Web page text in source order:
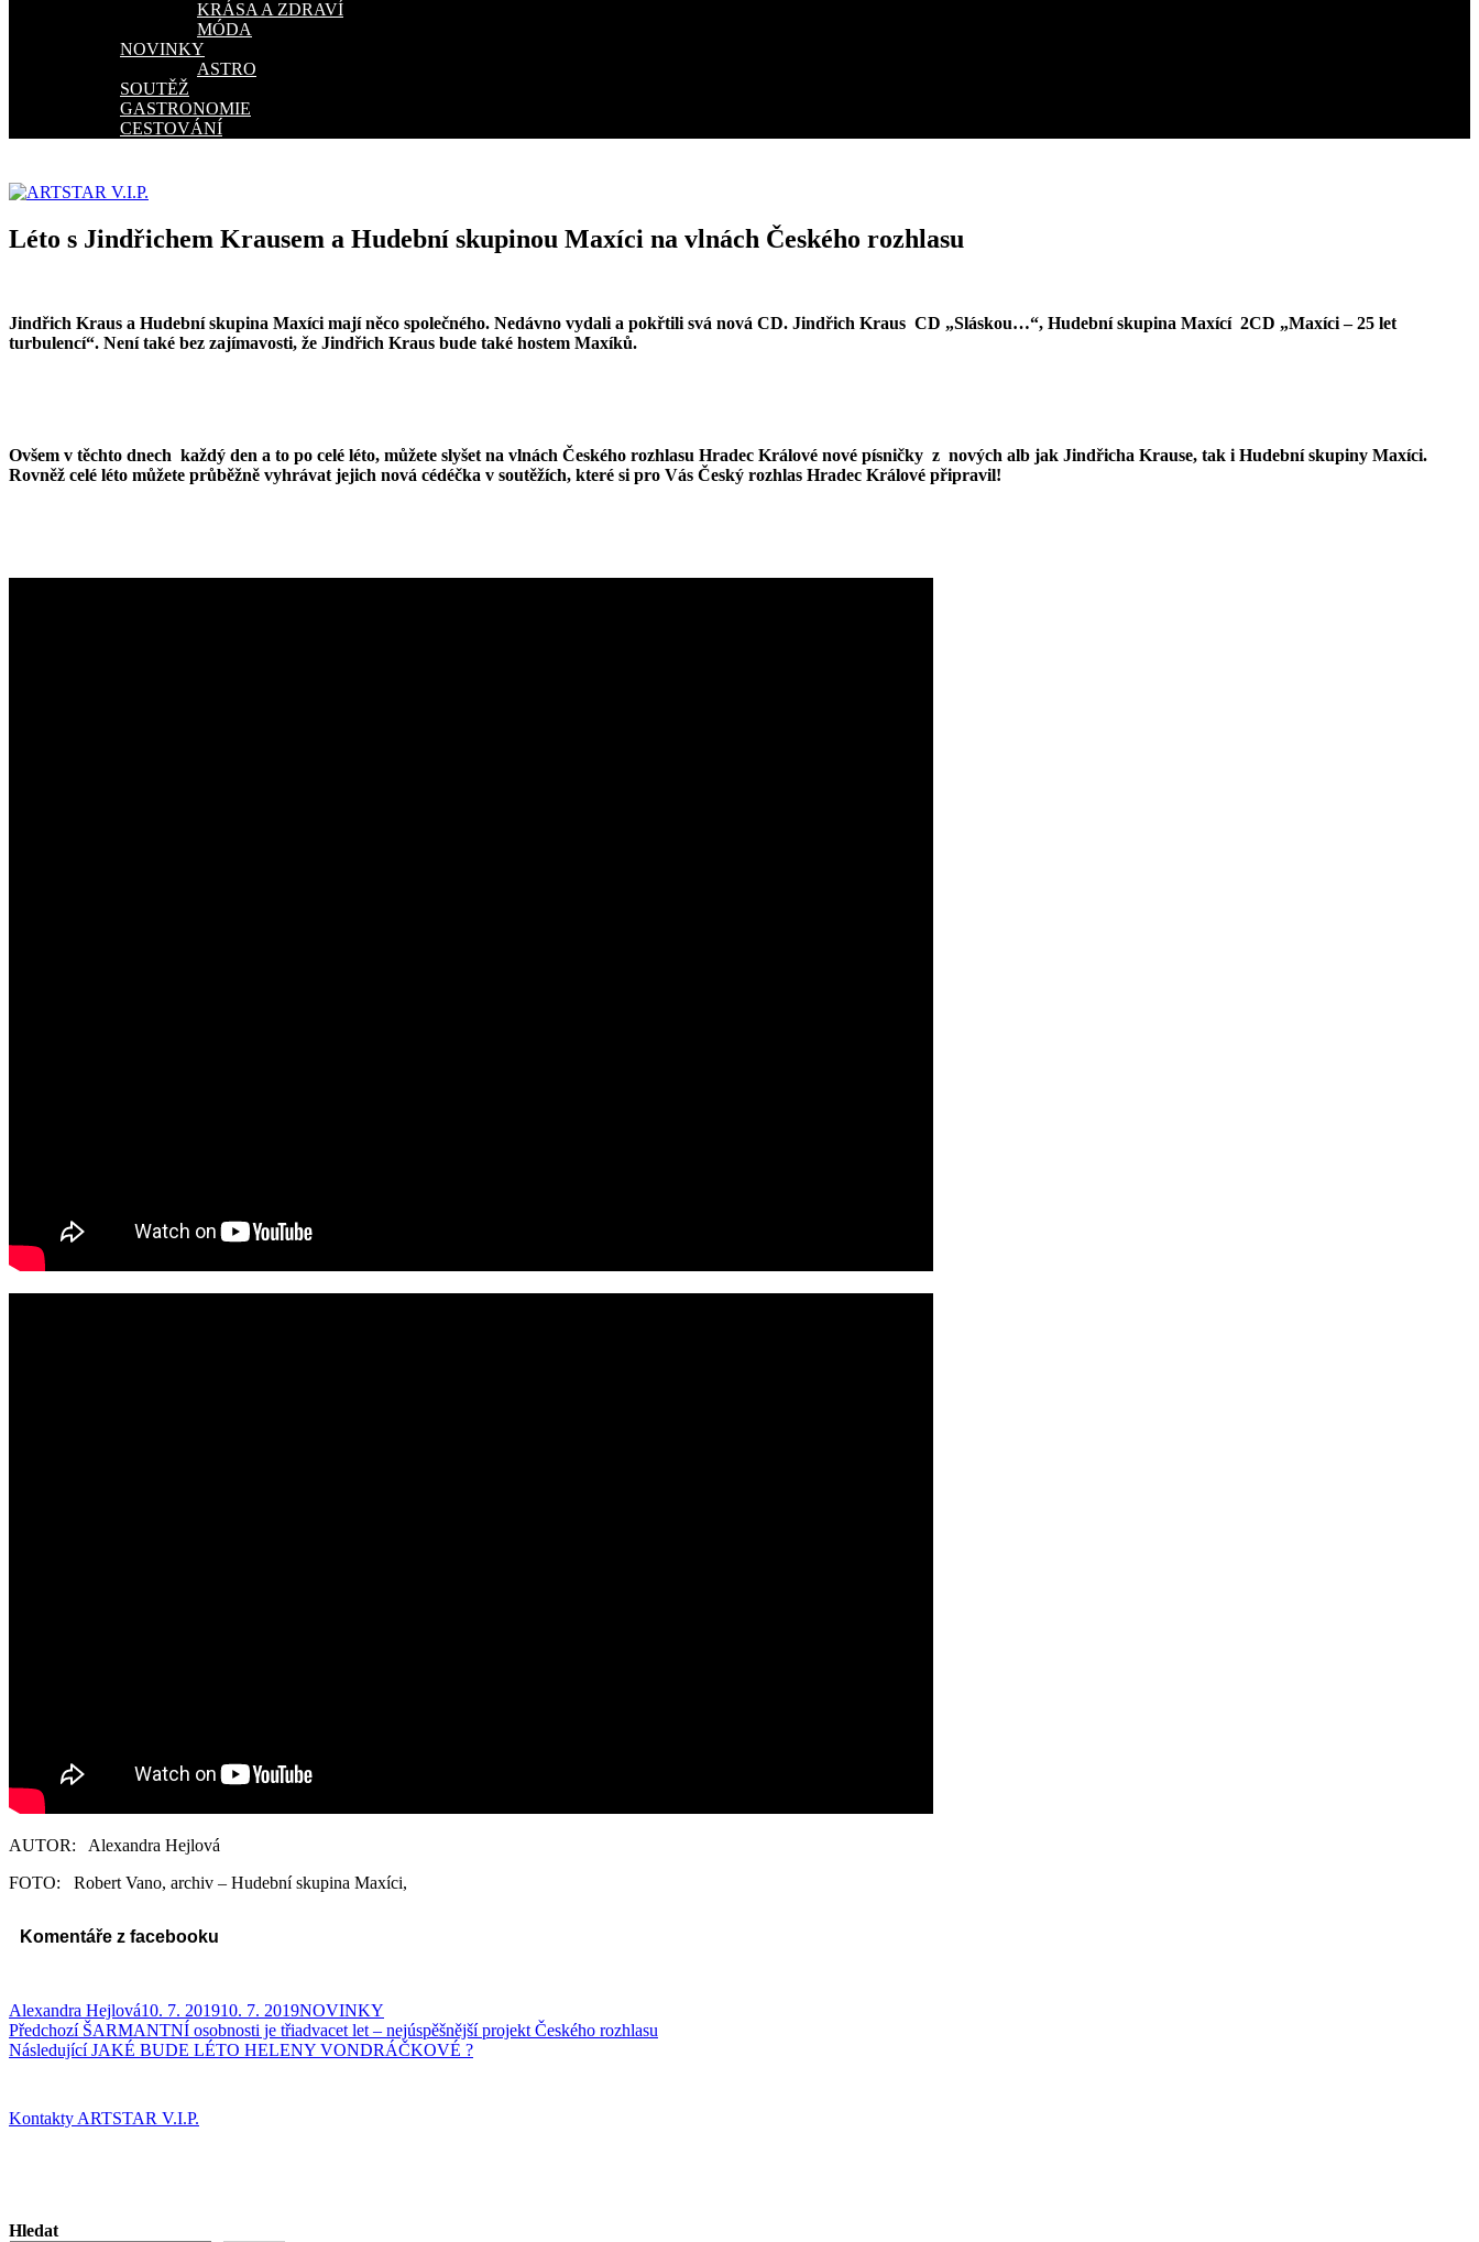
KRÁSA A ZDRAVÍ
MÓDA
NOVINKY
ASTRO
SOUTĚŽ
GASTRONOMIE
CESTOVÁNÍ
Léto s Jindřichem Krausem a Hudební skupinou Maxíci na vlnách Českého rozhlasu
Jindřich Kraus a Hudební skupina Maxíci mají něco společného. Nedávno vydali a pokřtili svá nová CD. Jindřich Kraus CD „Sláskou…“, Hudební skupina Maxící 2CD „Maxíci – 25 let
turbulencí“. Není také bez zajímavosti, že Jindřich Kraus bude také hostem Maxíků.
Ovšem v těchto dnech každý den a to po celé léto, můžete slyšet na vlnách Českého rozhlasu Hradec Králové nové písničky z nových alb jak Jindřicha Krause, tak i Hudební skupiny Maxíci.
Rovněž celé léto můžete průběžně vyhrávat jejich nová cédéčka v soutěžích, které si pro Vás Český rozhlas Hradec Králové připravil!
AUTOR: Alexandra Hejlová
FOTO: Robert Vano, archiv – Hudební skupina Maxíci,
Komentáře z facebooku
Autor:
Alexandra HejlováPublikováno:
10. 7. 201910. 7. 2019Rubriky:
NOVINKY
Navigace
pro
Předchozí Předchozí
příspěvek:
ŠARMANTNÍ osobnosti je třiadvacet let – nejúspěšnější projekt Českého rozhlasu
Následující Následující
JAKÉ BUDE LÉTO HELENY VONDRÁČKOVÉ ?
Kontakty ARTSTAR V.I.P.
Hledat